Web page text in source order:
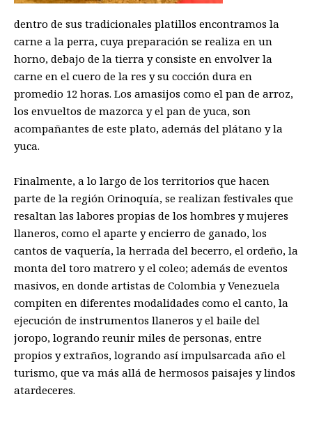
dentro de sus tradicionales platillos encontramos la
carne a la perra, cuya preparación se realiza en un
horno, debajo de la tierra y consiste en envolver la
carne en el cuero de la res y su cocción dura en
promedio 12 horas. Los amasijos como el pan de arroz,
los envueltos de mazorca y el pan de yuca, son
acompañantes de este plato, además del plátano y la
yuca.
Finalmente, a lo largo de los territorios que hacen
parte de la región Orinoquía, se realizan festivales que
resaltan las labores propias de los hombres y mujeres
llaneros, como el aparte y encierro de ganado, los
cantos de vaquería, la herrada del becerro, el ordeño, la
monta del toro matrero y el coleo; además de eventos
masivos, en donde artistas de Colombia y Venezuela
compiten en diferentes modalidades como el canto, la
ejecución de instrumentos llaneros y el baile del
joropo, logrando reunir miles de personas, entre
propios y extraños, logrando así impulsarcada año el
turismo, que va más allá de hermosos paisajes y lindos
atardeceres.